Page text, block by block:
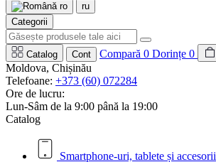
ro
ru
Categorii
Catalog Cont Compară 0 Dorințe 0
Moldova, Chișinău
Telefoane: +373 (60) 072284
Ore de lucru:
Lun-Sâm de la 9:00 până la 19:00
Catalog
Smartphone-uri, tablete și accesorii